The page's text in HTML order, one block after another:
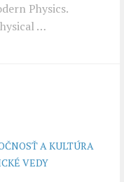
Physics.
…
A KULTÚRA
VEDY